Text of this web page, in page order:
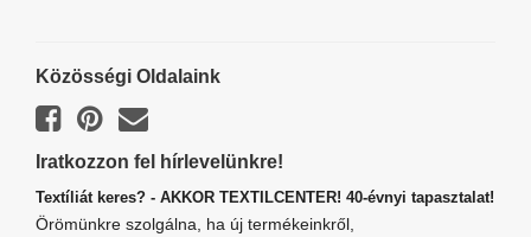
Közösségi Oldalaink
Iratkozzon fel hírlevelünkre!
Textíliát keres? - AKKOR TEXTILCENTER! 40-évnyi tapasztalat!
Örömünkre szolgálna, ha új termékeinkről,